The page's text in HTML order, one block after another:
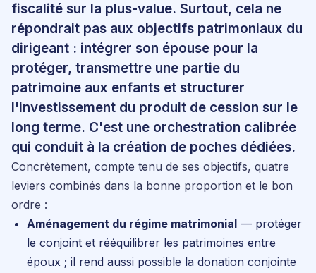
fiscalité sur la plus-value. Surtout, cela ne
répondrait pas aux objectifs patrimoniaux du
dirigeant : intégrer son épouse pour la
protéger, transmettre une partie du
patrimoine aux enfants et structurer
l'investissement du produit de cession sur le
long terme. C'est une orchestration calibrée
qui conduit à la création de poches dédiées.
Concrètement, compte tenu de ses objectifs, quatre
leviers combinés dans la bonne proportion et le bon
ordre :
Aménagement du régime matrimonial — protéger
le conjoint et rééquilibrer les patrimoines entre
époux ; il rend aussi possible la donation conjointe